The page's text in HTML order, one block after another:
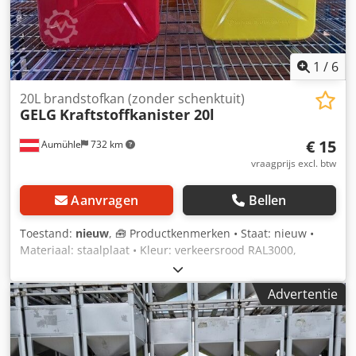
1 / 6
Aumühle 732 km
20L brandstofkan (zonder schenktuit)
GELG Kraftstoffkanister 20l
€ 15
vraagprijs excl. btw
Aanvragen Bellen
Toestand: nieuw, 🧰 Productkenmerken • Staat: nieuw •
Materiaal: staalplaat • Kleur: verkeersrood RAL3000,
zinkgeel RAL1018 • Volume: 20 l • Breedte: 165 mm •
Lengte: 345 mm • Hoogte: 470 mm • Eigen gewicht: 4,3 kg •
TÜV-gekeurd: ja • Brandstoftypes: geschikt voor alle •
Inclusief hijsbeugel en vergrendeling •
Brandstofbestendig: binnen en buiten • Tuit: niet
inbegrepen 💰 Prijs € 15,- exclusief BTW per stuk • Korting
Advertentie